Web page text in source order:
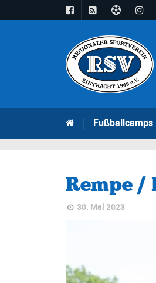
Fußballcamps
Rempe /
30. Mai 2023